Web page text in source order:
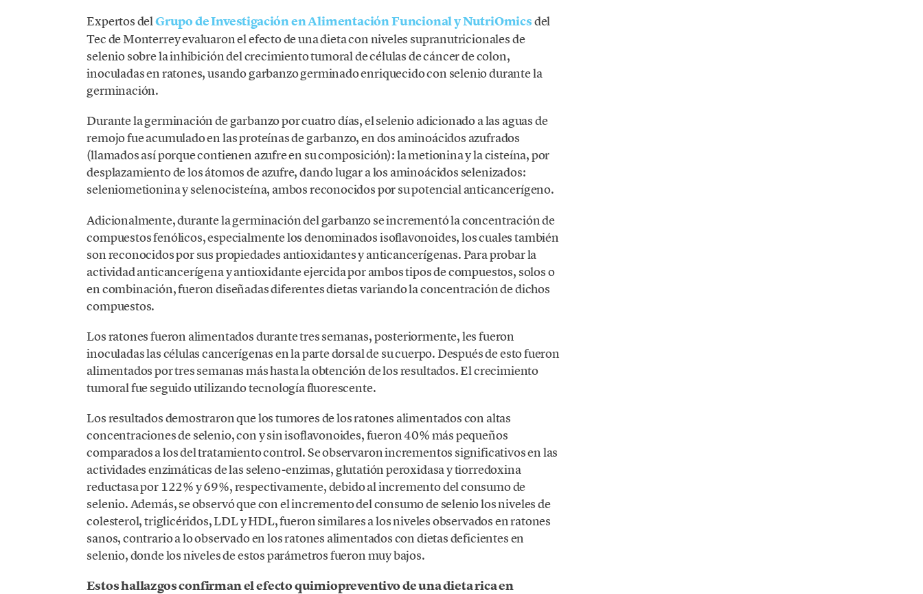
Expertos delGrupo de Investigación en Alimentación Funcional y NutriOmicsdel
Tec de Monterrey evaluaron el efecto de una dieta con niveles supranutricionales de
selenio sobre la inhibición del crecimiento tumoral de células de cáncer de colon,
inoculadas en ratones, usando garbanzo germinado enriquecido con selenio durante la
germinación.
Durante la germinación de garbanzo por cuatro días, el selenio adicionado a las aguas de
remojo fue acumulado en las proteínas de garbanzo, en dos aminoácidos azufrados
(llamados así porque contienen azufre en su composición): la metionina y la cisteína, por
desplazamiento de los átomos de azufre, dando lugar a los aminoácidos selenizados:
seleniometionina y selenocisteína, ambos reconocidos por su potencial anticancerígeno.
Adicionalmente, durante la germinación del garbanzo se incrementó la concentración de
compuestos fenólicos, especialmente los denominados isoflavonoides, los cuales también
son reconocidos por sus propiedades antioxidantes y anticancerígenas. Para probar la
actividad anticancerígena y antioxidante ejercida por ambos tipos de compuestos, solos o
en combinación, fueron diseñadas diferentes dietas variando la concentración de dichos
compuestos.
Los ratones fueron alimentados durante tres semanas, posteriormente, les fueron
inoculadas las células cancerígenas en la parte dorsal de su cuerpo. Después de esto fueron
alimentados por tres semanas más hasta la obtención de los resultados. El crecimiento
tumoral fue seguido utilizando tecnología fluorescente.
Los resultados demostraron que los tumores de los ratones alimentados con altas
concentraciones de selenio, con y sin isoflavonoides, fueron 40% más pequeños
comparados a los del tratamiento control. Se observaron incrementos significativos en las
actividades enzimáticas de las seleno-enzimas, glutatión peroxidasa y tiorredoxina
reductasa por 122% y 69%, respectivamente, debido al incremento del consumo de
selenio. Además, se observó que con el incremento del consumo de selenio los niveles de
colesterol, triglicéridos, LDL y HDL, fueron similares a los niveles observados en ratones
sanos, contrario a lo observado en los ratones alimentados con dietas deficientes en
selenio, donde los niveles de estos parámetros fueron muy bajos.
Estos hallazgos confirman el efecto quimiopreventivo de una dieta rica en